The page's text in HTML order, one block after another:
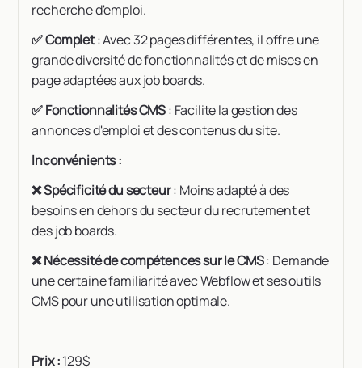
recherche d'emploi.
✅ Complet: Avec 32 pages différentes, il offre une
grande diversité de fonctionnalités et de mises en
page adaptées aux job boards.
✅ Fonctionnalités CMS: Facilite la gestion des
annonces d'emploi et des contenus du site.
Inconvénients :
❌ Spécificité du secteur: Moins adapté à des
besoins en dehors du secteur du recrutement et
des job boards.
❌ Nécessité de compétences sur le CMS: Demande
une certaine familiarité avec Webflow et ses outils
CMS pour une utilisation optimale.
Prix :129$